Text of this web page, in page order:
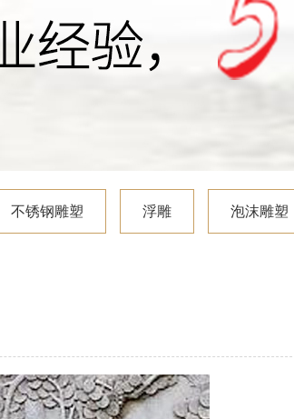
不锈钢雕塑 浮雕 泡沫雕塑